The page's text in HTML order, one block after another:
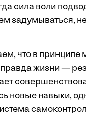
сила воли
задумываться,
что в принципе
жизни —
новые навыки,